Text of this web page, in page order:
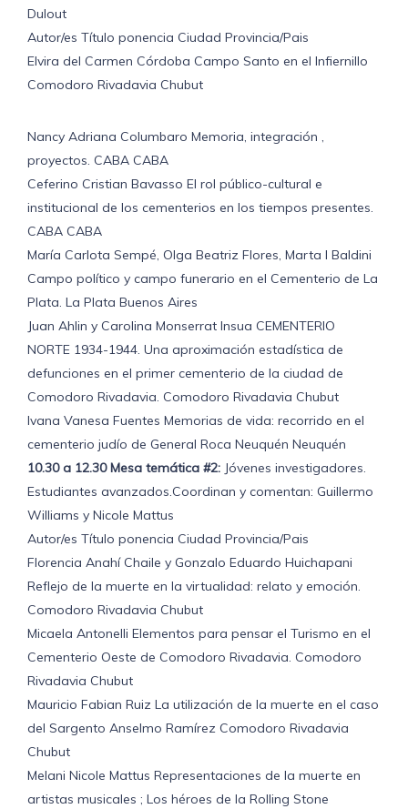
Dulout
Autor/es Título ponencia Ciudad Provincia/Pais
Elvira del Carmen Córdoba Campo Santo en el Infiernillo
Comodoro Rivadavia Chubut
Nancy Adriana Columbaro Memoria, integración ,
proyectos. CABA CABA
Ceferino Cristian Bavasso El rol público-cultural e
institucional de los cementerios en los tiempos presentes.
CABA CABA
María Carlota Sempé, Olga Beatriz Flores, Marta I Baldini
Campo político y campo funerario en el Cementerio de La
Plata. La Plata Buenos Aires
Juan Ahlin y Carolina Monserrat Insua CEMENTERIO
NORTE 1934-1944. Una aproximación estadística de
defunciones en el primer cementerio de la ciudad de
Comodoro Rivadavia. Comodoro Rivadavia Chubut
Ivana Vanesa Fuentes Memorias de vida: recorrido en el
cementerio judío de General Roca Neuquén Neuquén
10.30 a 12.30 Mesa temática #2: Jóvenes investigadores.
Estudiantes avanzados.Coordinan y comentan: Guillermo
Williams y Nicole Mattus
Autor/es Título ponencia Ciudad Provincia/Pais
Florencia Anahí Chaile y Gonzalo Eduardo Huichapani
Reflejo de la muerte en la virtualidad: relato y emoción.
Comodoro Rivadavia Chubut
Micaela Antonelli Elementos para pensar el Turismo en el
Cementerio Oeste de Comodoro Rivadavia. Comodoro
Rivadavia Chubut
Mauricio Fabian Ruiz La utilización de la muerte en el caso
del Sargento Anselmo Ramírez Comodoro Rivadavia
Chubut
Melani Nicole Mattus Representaciones de la muerte en
artistas musicales ; Los héroes de la Rolling Stone